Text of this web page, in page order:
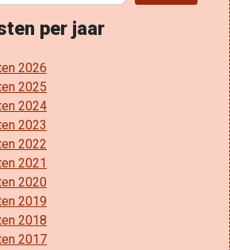
per jaar
2026
2025
2024
2023
2022
2021
2020
2019
2018
2017